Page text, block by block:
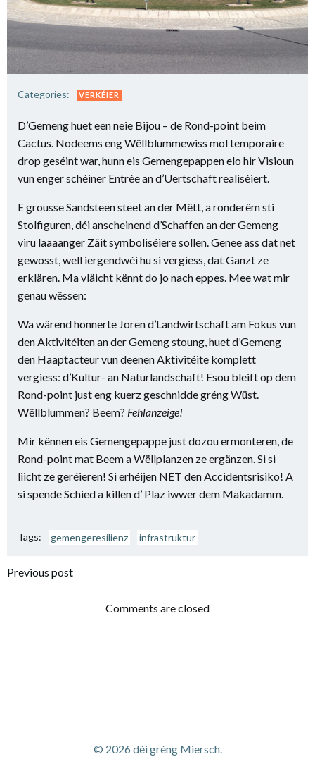
Categories: VERKÉIER
D’Gemeng huet een neie Bijou – de Rond-point beim
Cactus. Nodeems eng Wëllblummewiss mol temporaire
drop geséint war, hunn eis Gemengepappen elo hir Visioun
vun enger schéiner Entrée an d’Uertschaft realiséiert.
E grousse Sandsteen steet an der Mëtt, a ronderëm sti
Stolfiguren, déi anscheinend d’Schaffen an der Gemeng
viru laaaanger Zäit symboliséiere sollen. Genee ass dat net
gewosst, well iergendwéi hu si vergiess, dat Ganzt ze
erklären. Ma vläicht kënnt do jo nach eppes. Mee wat mir
genau wëssen:
Wa wärend honnerte Joren d’Landwirtschaft am Fokus vun
den Aktivitéiten an der Gemeng stoung, huet d’Gemeng
den Haaptacteur vun deenen Aktivitéite komplett
vergiess: d’Kultur- an Naturlandschaft! Esou bleift op dem
Rond-point just eng kuerz geschnidde gréng Wüst.
Wëllblummen? Beem? Fehlanzeige!
Mir kënnen eis Gemengepappe just dozou ermonteren, de
Rond-point mat Beem a Wëllplanzen ze ergänzen. Si si
liicht ze geréieren! Si erhéijen NET den Accidentsrisiko! A
si spende Schied a killen d’ Plaz iwwer dem Makadamm.
Tags: gemengeresilienz infrastruktur
Previous post
Comments are closed
© 2026 déi gréng Miersch.